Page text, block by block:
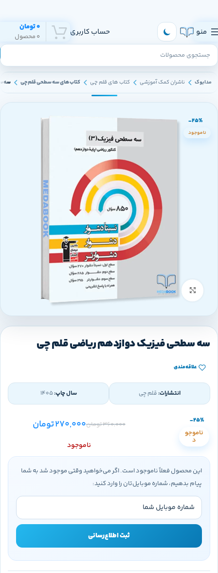
منو حساب کاربری 0 محصول
0تومان
مدابوک ناشران کمک آموزشی کتاب های قلم چی کتاب های سه سطحی قلم چی سه
-25%
ناموجود
بزرگنمایی تصویر
سه سطحی فیزیک دوازدهم ریاضی قلم چی
علاقه‌مندی
انتشارات: قلم چی سال چاپ:1405
-25%
ناموجو
د
360,000تومان270,000تومان
ناموجود
این محصول فعلاً ناموجود است. اگر می‌خواهید وقتی موجود شد به شما
پیام بدهیم، شماره موبایل‌تان را وارد کنید:
ثبت اطلاع‌رسانی